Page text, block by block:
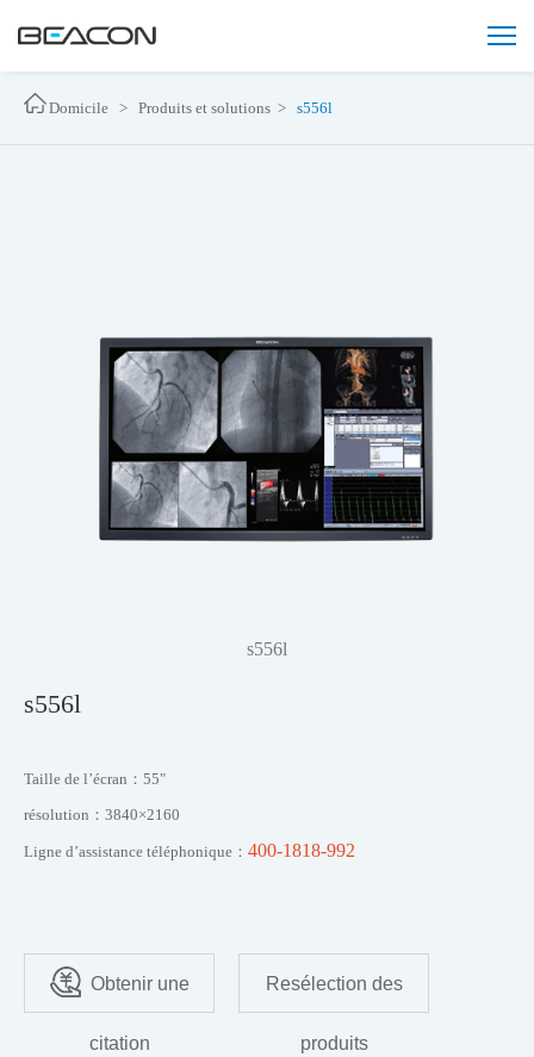
Domicile > Produits et solutions > s556l
s556l
s556l
Taille de l’écran：55"
résolution：3840×2160
Ligne d’assistance téléphonique： 400-1818-992
Obtenir une
citation
Resélection des
produits